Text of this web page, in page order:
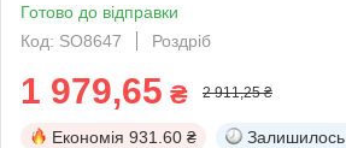
Готово до відправки
Код: SO8647
Роздріб
1 979,65 ₴ 2 911,25 ₴
Економія 931.60 ₴ Залишилось